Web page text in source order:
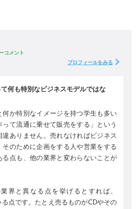
コメント
プロフィールをみる
何も特別なビジネスモデルではな
何か特別なイメージを持つ学生も多い
て流通に乗せて販売をする」という
ありません。売れなければビジネス
そのために企画をする人や営業をする
る点も、他の業界と変わらないことが
界と異なる点を挙げるとすれば、
る点です。たとえ売るものがCDやその